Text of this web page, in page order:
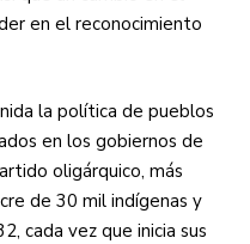
en el reconocimiento
la política de pueblos
en los gobiernos de
oligárquico, más
de 30 mil indígenas y
cada vez que inicia sus